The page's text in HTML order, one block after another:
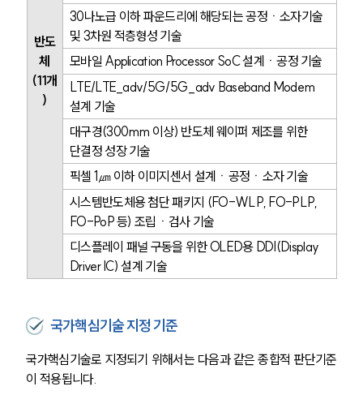
반도
체
(11개
)
30나노급 이하 파운드리에 해당되는 공정ㆍ소자기술
및 3차원 적층형성 기술
모바일 Application Processor SoC 설계ㆍ공정 기술
LTE/LTE_adv/5G/5G_adv Baseband Modem
설계 기술
대구경(300mm 이상) 반도체 웨이퍼 제조를 위한
단결정 성장 기술
픽셀 1㎛ 이하 이미지센서 설계ㆍ공정ㆍ소자 기술
시스템반도체용 첨단 패키지 (FO-WLP, FO-PLP,
FO-PoP 등) 조립ㆍ검사 기술
디스플레이 패널 구동을 위한 OLED용 DDI(Display
Driver IC) 설계 기술
국가핵심기술 지정 기준
국가핵심기술로 지정되기 위해서는 다음과 같은 종합적 판단기준
이 적용됩니다.